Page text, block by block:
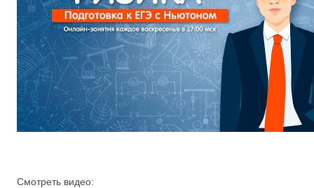
Смотреть видео: